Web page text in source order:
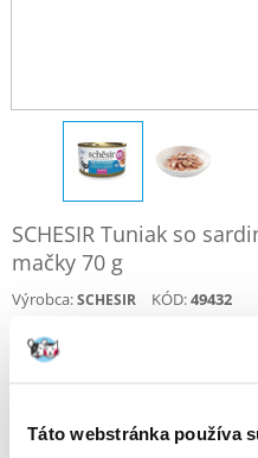
Táto webstránka používa
SCHESIR Tuniak so
mačky 70 g
Výrobca:SCHESIR KÓD:49432
Napísať recenziu
ODOSIELAME DO 48HODÍN